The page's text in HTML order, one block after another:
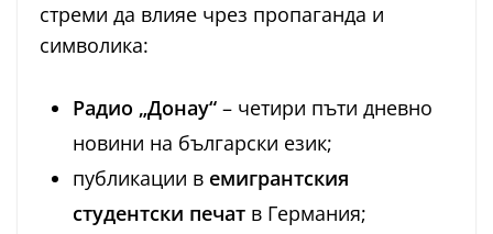
стреми да влияе чрез пропаганда и
символика:
Радио „Донау“ – четири пъти дневно
новини на български език;
публикации в емигрантския
студентски печат в Германия;